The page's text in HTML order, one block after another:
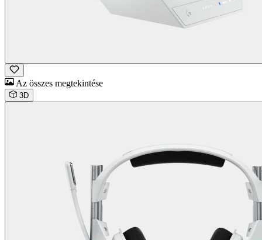
Az összes megtekintése
3D